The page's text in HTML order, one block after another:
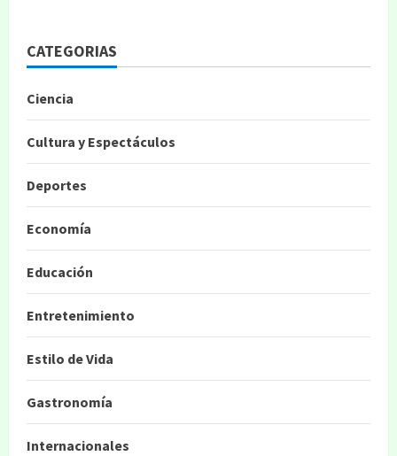
CATEGORIAS
Ciencia
Cultura y Espectáculos
Deportes
Economía
Educación
Entretenimiento
Estilo de Vida
Gastronomía
Internacionales